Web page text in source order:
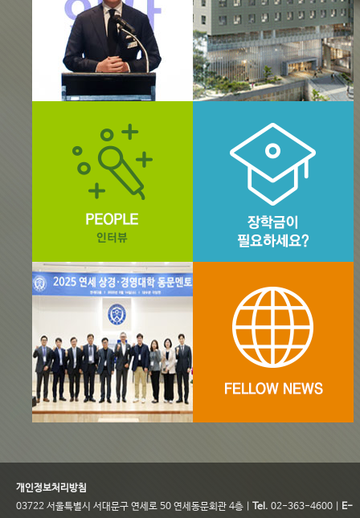
개인정보처리방침
03722 서울특별시 서대문구 연세로 50 연세동문회관 4층 |
Tel. 02-363-4600 | E-